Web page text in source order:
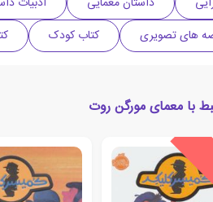
های تصویری
کتاب کودک
با معمای مورگن روت